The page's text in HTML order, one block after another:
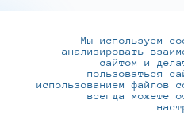
+7 (495) 737-
127273, г. Москва,
Мы используем
анализировать
сайтом и
пользоваться
использованием
всегда можете